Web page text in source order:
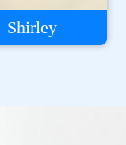
Shirley